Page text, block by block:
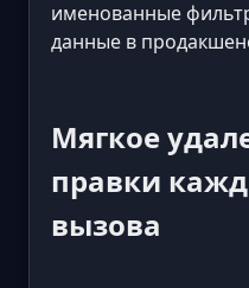
именованные
данные в
Мягкое
правки
вызова